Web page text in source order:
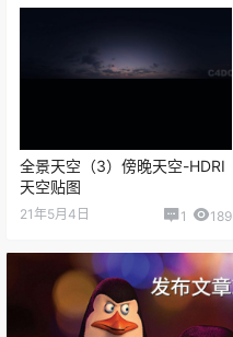
全景天空（3）傍晚天空-HDRI
天空贴图
21年5月4日 1 189